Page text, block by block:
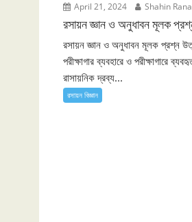
April 21, 2024 Shahin
রসায়ন জ্ঞান ও অনুধাবন মূলক
রসায়ন জ্ঞান ও অনুধাবন মূলক প্রশ্ন
পরীক্ষাগার ব্যবহারে ও পরীক্ষাগারে
রাসায়নিক দ্রব্য...
রসায়ন বিজ্ঞান